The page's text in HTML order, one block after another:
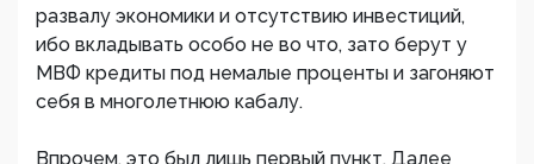
развалу экономики и отсутствию инвестиций,
ибо вкладывать особо не во что, зато берут у
МВФ кредиты под немалые проценты и загоняют
себя в многолетнюю кабалу.
Впрочем, это был лишь первый пункт. Далее